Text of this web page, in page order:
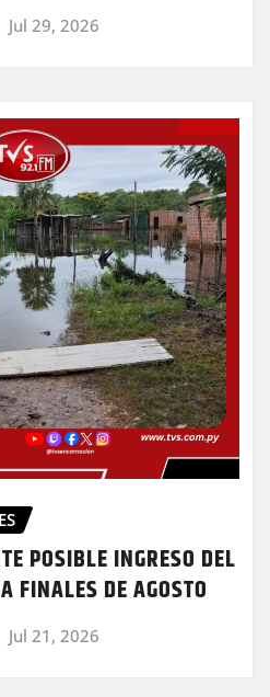
Jul 29, 2026
POSIBLE INGRESO DEL
FINALES DE AGOSTO
Jul 21, 2026